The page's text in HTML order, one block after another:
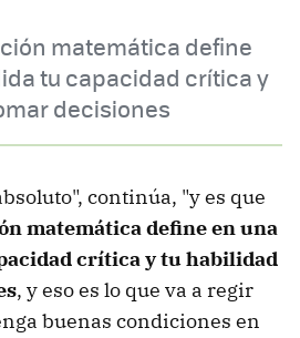
matemática define
tu capacidad crítica y
decisiones
continúa, "y es que
matemática define en una
crítica y tu habilidad
, y eso es lo que va a regir
buenas condiciones en